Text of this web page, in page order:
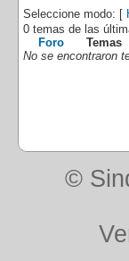
Seleccione modo: [
0 temas de las
Foro
Temas
No se encontraron
©